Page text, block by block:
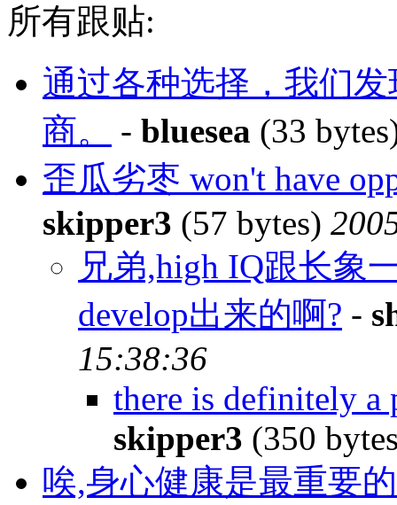
所有跟贴:
通过各种选择，我们
商。
- bluesea (33
歪瓜劣枣 won't have
skipper3 (57 bytes)
兄弟,high IQ跟长象
develop出来的啊? -
15:38:36
there is definitely a
skipper3 (350
唉,身心健康是最重要